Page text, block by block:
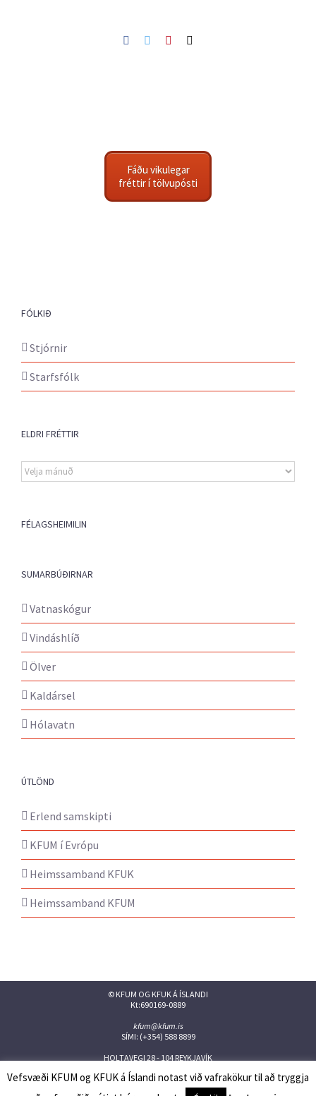
Facebook
TwitterPinterest
Fáðu vikulegar
fréttir í tölvupósti
FÓLKIÐ
Stjórnir
Starfsfólk
ELDRI FRÉTTIR
Eldri
fréttir
FÉLAGSHEIMILIN
SUMARBÚÐIRNAR
Vatnaskógur
Vindáshlíð
Ölver
Kaldársel
Hólavatn
ÚTLÖND
Erlend samskipti
KFUM í Evrópu
Heimssamband KFUK
Heimssamband KFUM
© KFUM OG KFUK Á ÍSLANDI
Kt:690169-0889
kfum@kfum.is
SÍMI: (+354) 588 8899
HOLTAVEGI 28 - 104 REYKJAVÍK
Vefsvæði KFUM og KFUK á Íslandi notast við vafrakökur til að tryggja